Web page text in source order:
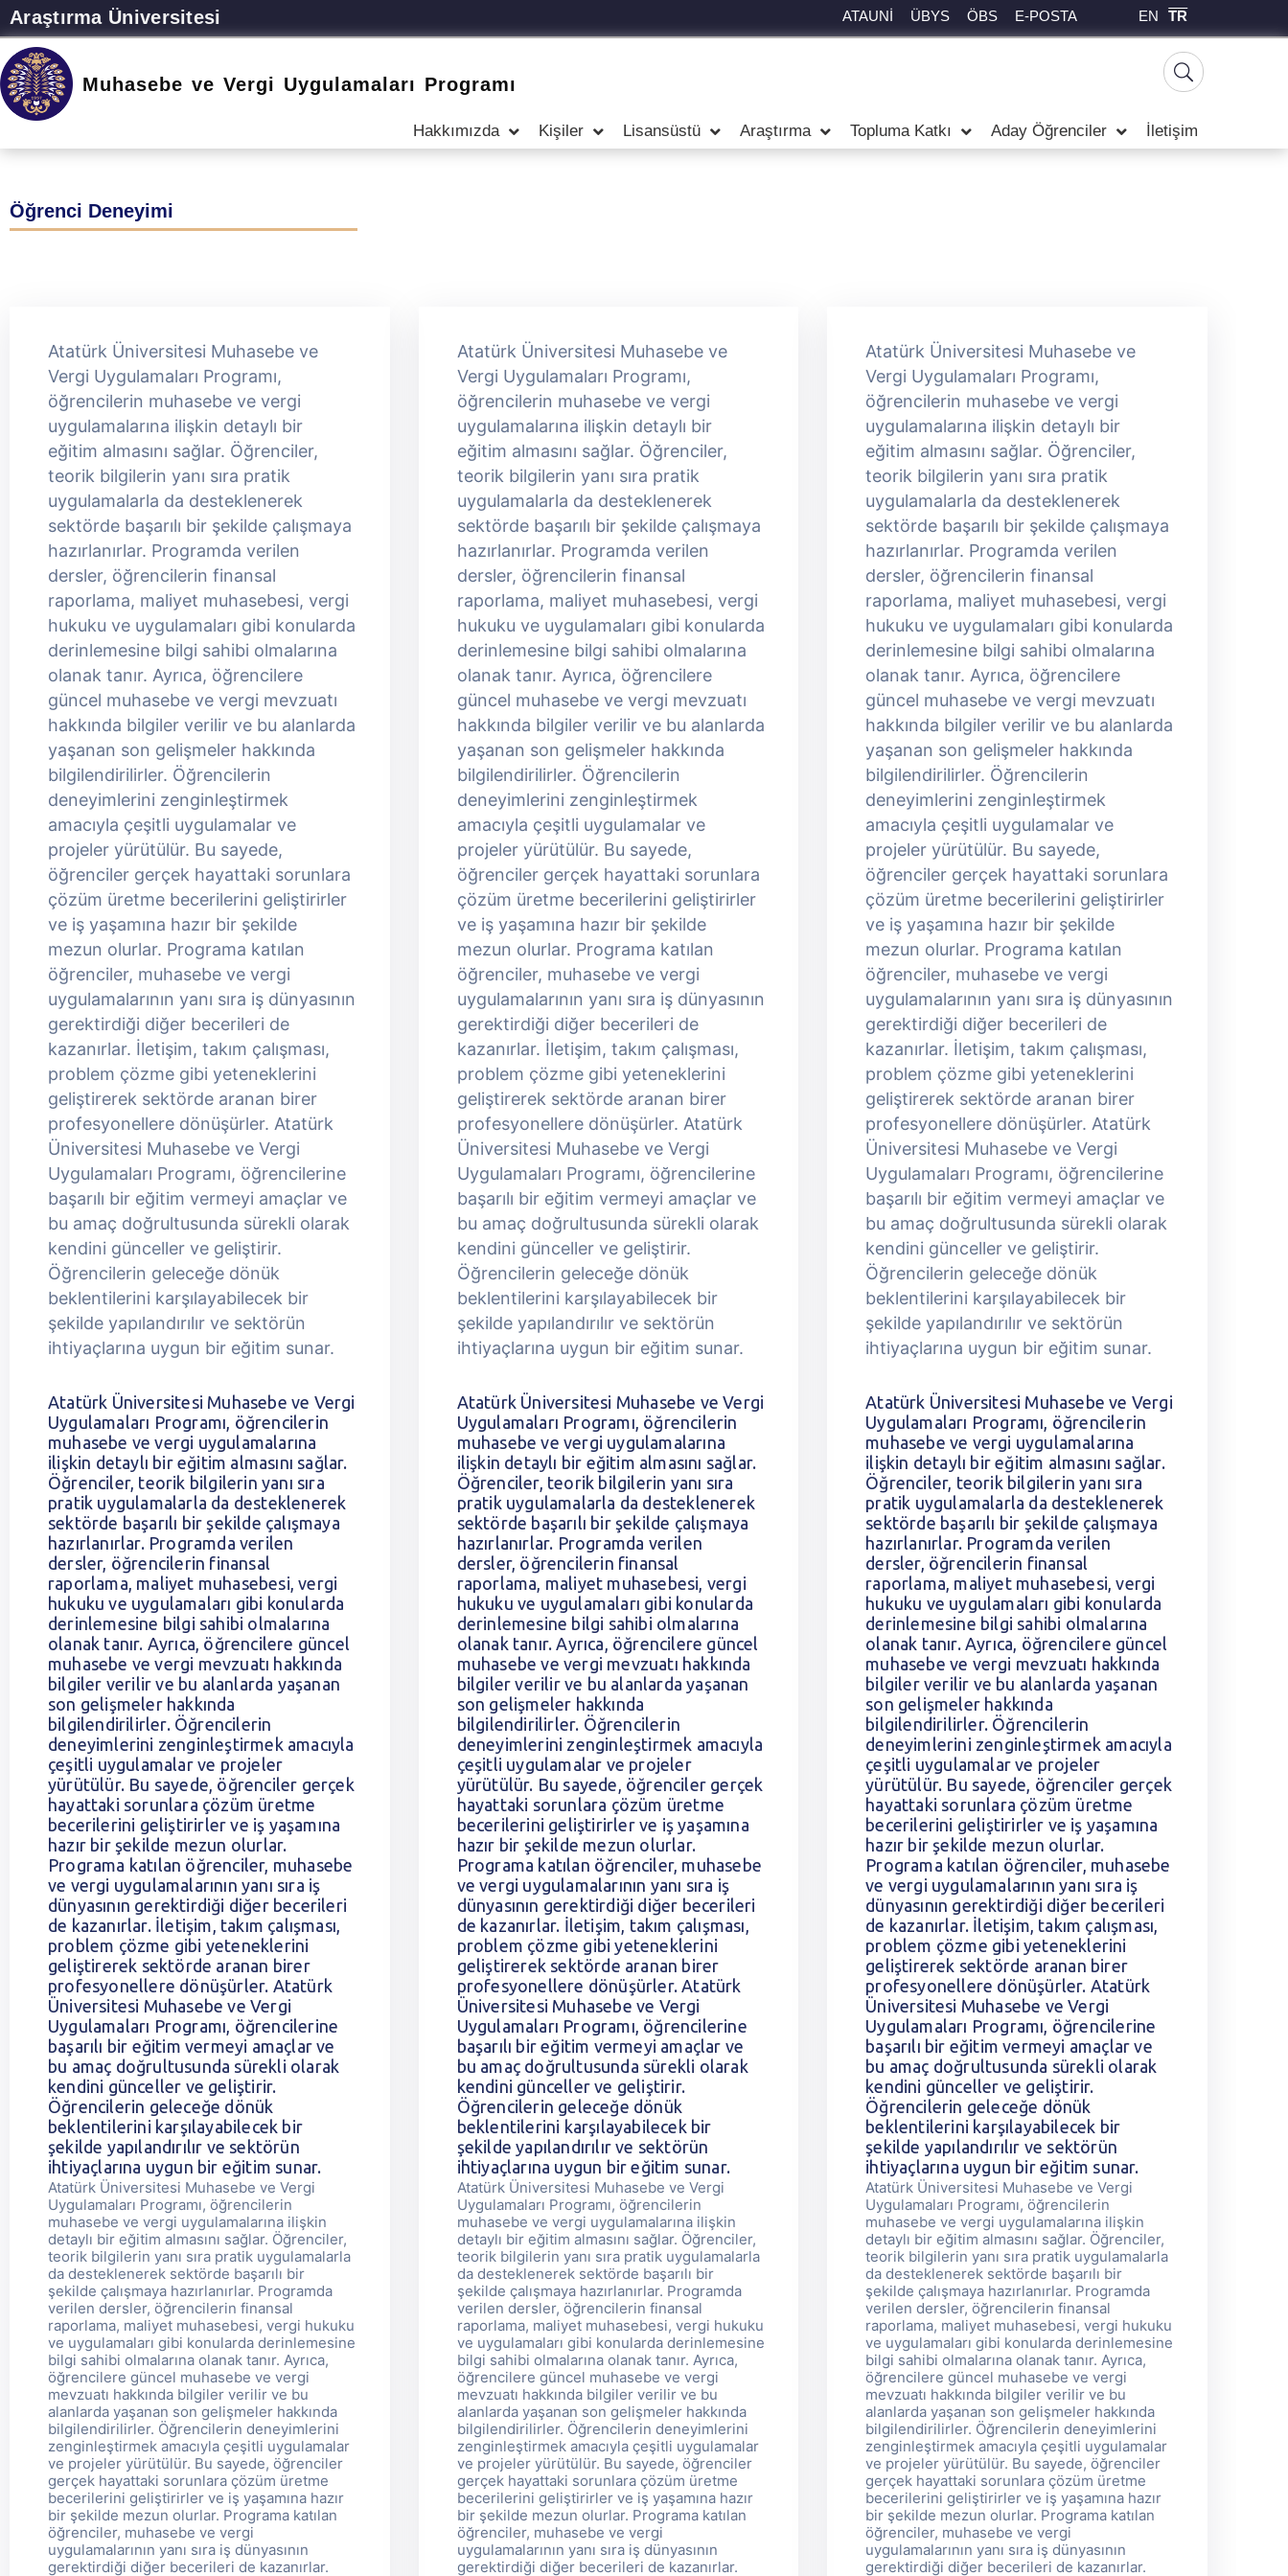
Araştırma Üniversitesi ATAUNİ ÜBYS ÖBS E-POSTA EN TR
Muhasebe ve Vergi Uygulamaları Programı
Hakkımızda Kişiler Lisansüstü Araştırma Topluma Katkı Aday Öğrenciler İletişim
Öğrenci Deneyimi
Atatürk Üniversitesi Muhasebe ve
Vergi Uygulamaları Programı,
öğrencilerin muhasebe ve vergi
uygulamalarına ilişkin detaylı bir
eğitim almasını sağlar. Öğrenciler,
teorik bilgilerin yanı sıra pratik
uygulamalarla da desteklenerek
sektörde başarılı bir şekilde çalışmaya
hazırlanırlar. Programda verilen
dersler, öğrencilerin finansal
raporlama, maliyet muhasebesi, vergi
hukuku ve uygulamaları gibi konularda
derinlemesine bilgi sahibi olmalarına
olanak tanır. Ayrıca, öğrencilere
güncel muhasebe ve vergi mevzuatı
hakkında bilgiler verilir ve bu alanlarda
yaşanan son gelişmeler hakkında
bilgilendirilirler. Öğrencilerin
deneyimlerini zenginleştirmek
amacıyla çeşitli uygulamalar ve
projeler yürütülür. Bu sayede,
öğrenciler gerçek hayattaki sorunlara
çözüm üretme becerilerini geliştirirler
ve iş yaşamına hazır bir şekilde
mezun olurlar. Programa katılan
öğrenciler, muhasebe ve vergi
uygulamalarının yanı sıra iş dünyasının
gerektirdiği diğer becerileri de
kazanırlar. İletişim, takım çalışması,
problem çözme gibi yeteneklerini
geliştirerek sektörde aranan birer
profesyonellere dönüşürler. Atatürk
Üniversitesi Muhasebe ve Vergi
Uygulamaları Programı, öğrencilerine
başarılı bir eğitim vermeyi amaçlar ve
bu amaç doğrultusunda sürekli olarak
kendini günceller ve geliştirir.
Öğrencilerin geleceğe dönük
beklentilerini karşılayabilecek bir
şekilde yapılandırılır ve sektörün
ihtiyaçlarına uygun bir eğitim sunar.
Atatürk Üniversitesi Muhasebe ve Vergi
Uygulamaları Programı, öğrencilerin
muhasebe ve vergi uygulamalarına
ilişkin detaylı bir eğitim almasını sağlar.
Öğrenciler, teorik bilgilerin yanı sıra
pratik uygulamalarla da desteklenerek
sektörde başarılı bir şekilde çalışmaya
hazırlanırlar. Programda verilen
dersler, öğrencilerin finansal
raporlama, maliyet muhasebesi, vergi
hukuku ve uygulamaları gibi konularda
derinlemesine bilgi sahibi olmalarına
olanak tanır. Ayrıca, öğrencilere güncel
muhasebe ve vergi mevzuatı hakkında
bilgiler verilir ve bu alanlarda yaşanan
son gelişmeler hakkında
bilgilendirilirler. Öğrencilerin
deneyimlerini zenginleştirmek amacıyla
çeşitli uygulamalar ve projeler
yürütülür. Bu sayede, öğrenciler gerçek
hayattaki sorunlara çözüm üretme
becerilerini geliştirirler ve iş yaşamına
hazır bir şekilde mezun olurlar.
Programa katılan öğrenciler, muhasebe
ve vergi uygulamalarının yanı sıra iş
dünyasının gerektirdiği diğer becerileri
de kazanırlar. İletişim, takım çalışması,
problem çözme gibi yeteneklerini
geliştirerek sektörde aranan birer
profesyonellere dönüşürler. Atatürk
Üniversitesi Muhasebe ve Vergi
Uygulamaları Programı, öğrencilerine
başarılı bir eğitim vermeyi amaçlar ve
bu amaç doğrultusunda sürekli olarak
kendini günceller ve geliştirir.
Öğrencilerin geleceğe dönük
beklentilerini karşılayabilecek bir
şekilde yapılandırılır ve sektörün
ihtiyaçlarına uygun bir eğitim sunar.
Atatürk Üniversitesi Muhasebe ve Vergi
Uygulamaları Programı, öğrencilerin
muhasebe ve vergi uygulamalarına ilişkin
detaylı bir eğitim almasını sağlar. Öğrenciler,
teorik bilgilerin yanı sıra pratik uygulamalarla
da desteklenerek sektörde başarılı bir
şekilde çalışmaya hazırlanırlar. Programda
verilen dersler, öğrencilerin finansal
raporlama, maliyet muhasebesi, vergi hukuku
ve uygulamaları gibi konularda derinlemesine
bilgi sahibi olmalarına olanak tanır. Ayrıca,
öğrencilere güncel muhasebe ve vergi
mevzuatı hakkında bilgiler verilir ve bu
alanlarda yaşanan son gelişmeler hakkında
bilgilendirilirler. Öğrencilerin deneyimlerini
zenginleştirmek amacıyla çeşitli uygulamalar
ve projeler yürütülür. Bu sayede, öğrenciler
gerçek hayattaki sorunlara çözüm üretme
becerilerini geliştirirler ve iş yaşamına hazır
bir şekilde mezun olurlar. Programa katılan
öğrenciler, muhasebe ve vergi
uygulamalarının yanı sıra iş dünyasının
gerektirdiği diğer becerileri de kazanırlar.
Atatürk Üniversitesi Muhasebe ve
Vergi Uygulamaları Programı,
öğrencilerin muhasebe ve vergi
uygulamalarına ilişkin detaylı bir
eğitim almasını sağlar. Öğrenciler,
teorik bilgilerin yanı sıra pratik
uygulamalarla da desteklenerek
sektörde başarılı bir şekilde çalışmaya
hazırlanırlar. Programda verilen
dersler, öğrencilerin finansal
raporlama, maliyet muhasebesi, vergi
hukuku ve uygulamaları gibi konularda
derinlemesine bilgi sahibi olmalarına
olanak tanır. Ayrıca, öğrencilere
güncel muhasebe ve vergi mevzuatı
hakkında bilgiler verilir ve bu alanlarda
yaşanan son gelişmeler hakkında
bilgilendirilirler. Öğrencilerin
deneyimlerini zenginleştirmek
amacıyla çeşitli uygulamalar ve
projeler yürütülür. Bu sayede,
öğrenciler gerçek hayattaki sorunlara
çözüm üretme becerilerini geliştirirler
ve iş yaşamına hazır bir şekilde
mezun olurlar. Programa katılan
öğrenciler, muhasebe ve vergi
uygulamalarının yanı sıra iş dünyasının
gerektirdiği diğer becerileri de
kazanırlar. İletişim, takım çalışması,
problem çözme gibi yeteneklerini
geliştirerek sektörde aranan birer
profesyonellere dönüşürler. Atatürk
Üniversitesi Muhasebe ve Vergi
Uygulamaları Programı, öğrencilerine
başarılı bir eğitim vermeyi amaçlar ve
bu amaç doğrultusunda sürekli olarak
kendini günceller ve geliştirir.
Öğrencilerin geleceğe dönük
beklentilerini karşılayabilecek bir
şekilde yapılandırılır ve sektörün
ihtiyaçlarına uygun bir eğitim sunar.
Atatürk Üniversitesi Muhasebe ve Vergi
Uygulamaları Programı, öğrencilerin
muhasebe ve vergi uygulamalarına
ilişkin detaylı bir eğitim almasını sağlar.
Öğrenciler, teorik bilgilerin yanı sıra
pratik uygulamalarla da desteklenerek
sektörde başarılı bir şekilde çalışmaya
hazırlanırlar. Programda verilen
dersler, öğrencilerin finansal
raporlama, maliyet muhasebesi, vergi
hukuku ve uygulamaları gibi konularda
derinlemesine bilgi sahibi olmalarına
olanak tanır. Ayrıca, öğrencilere güncel
muhasebe ve vergi mevzuatı hakkında
bilgiler verilir ve bu alanlarda yaşanan
son gelişmeler hakkında
bilgilendirilirler. Öğrencilerin
deneyimlerini zenginleştirmek amacıyla
çeşitli uygulamalar ve projeler
yürütülür. Bu sayede, öğrenciler gerçek
hayattaki sorunlara çözüm üretme
becerilerini geliştirirler ve iş yaşamına
hazır bir şekilde mezun olurlar.
Programa katılan öğrenciler, muhasebe
ve vergi uygulamalarının yanı sıra iş
dünyasının gerektirdiği diğer becerileri
de kazanırlar. İletişim, takım çalışması,
problem çözme gibi yeteneklerini
geliştirerek sektörde aranan birer
profesyonellere dönüşürler. Atatürk
Üniversitesi Muhasebe ve Vergi
Uygulamaları Programı, öğrencilerine
başarılı bir eğitim vermeyi amaçlar ve
bu amaç doğrultusunda sürekli olarak
kendini günceller ve geliştirir.
Öğrencilerin geleceğe dönük
beklentilerini karşılayabilecek bir
şekilde yapılandırılır ve sektörün
ihtiyaçlarına uygun bir eğitim sunar.
Atatürk Üniversitesi Muhasebe ve Vergi
Uygulamaları Programı, öğrencilerin
muhasebe ve vergi uygulamalarına ilişkin
detaylı bir eğitim almasını sağlar. Öğrenciler,
teorik bilgilerin yanı sıra pratik uygulamalarla
da desteklenerek sektörde başarılı bir
şekilde çalışmaya hazırlanırlar. Programda
verilen dersler, öğrencilerin finansal
raporlama, maliyet muhasebesi, vergi hukuku
ve uygulamaları gibi konularda derinlemesine
bilgi sahibi olmalarına olanak tanır. Ayrıca,
öğrencilere güncel muhasebe ve vergi
mevzuatı hakkında bilgiler verilir ve bu
alanlarda yaşanan son gelişmeler hakkında
bilgilendirilirler. Öğrencilerin deneyimlerini
zenginleştirmek amacıyla çeşitli uygulamalar
ve projeler yürütülür. Bu sayede, öğrenciler
gerçek hayattaki sorunlara çözüm üretme
becerilerini geliştirirler ve iş yaşamına hazır
bir şekilde mezun olurlar. Programa katılan
öğrenciler, muhasebe ve vergi
uygulamalarının yanı sıra iş dünyasının
gerektirdiği diğer becerileri de kazanırlar.
Atatürk Üniversitesi Muhasebe ve
Vergi Uygulamaları Programı,
öğrencilerin muhasebe ve vergi
uygulamalarına ilişkin detaylı bir
eğitim almasını sağlar. Öğrenciler,
teorik bilgilerin yanı sıra pratik
uygulamalarla da desteklenerek
sektörde başarılı bir şekilde çalışmaya
hazırlanırlar. Programda verilen
dersler, öğrencilerin finansal
raporlama, maliyet muhasebesi, vergi
hukuku ve uygulamaları gibi konularda
derinlemesine bilgi sahibi olmalarına
olanak tanır. Ayrıca, öğrencilere
güncel muhasebe ve vergi mevzuatı
hakkında bilgiler verilir ve bu alanlarda
yaşanan son gelişmeler hakkında
bilgilendirilirler. Öğrencilerin
deneyimlerini zenginleştirmek
amacıyla çeşitli uygulamalar ve
projeler yürütülür. Bu sayede,
öğrenciler gerçek hayattaki sorunlara
çözüm üretme becerilerini geliştirirler
ve iş yaşamına hazır bir şekilde
mezun olurlar. Programa katılan
öğrenciler, muhasebe ve vergi
uygulamalarının yanı sıra iş dünyasının
gerektirdiği diğer becerileri de
kazanırlar. İletişim, takım çalışması,
problem çözme gibi yeteneklerini
geliştirerek sektörde aranan birer
profesyonellere dönüşürler. Atatürk
Üniversitesi Muhasebe ve Vergi
Uygulamaları Programı, öğrencilerine
başarılı bir eğitim vermeyi amaçlar ve
bu amaç doğrultusunda sürekli olarak
kendini günceller ve geliştirir.
Öğrencilerin geleceğe dönük
beklentilerini karşılayabilecek bir
şekilde yapılandırılır ve sektörün
ihtiyaçlarına uygun bir eğitim sunar.
Atatürk Üniversitesi Muhasebe ve Vergi
Uygulamaları Programı, öğrencilerin
muhasebe ve vergi uygulamalarına
ilişkin detaylı bir eğitim almasını sağlar.
Öğrenciler, teorik bilgilerin yanı sıra
pratik uygulamalarla da desteklenerek
sektörde başarılı bir şekilde çalışmaya
hazırlanırlar. Programda verilen
dersler, öğrencilerin finansal
raporlama, maliyet muhasebesi, vergi
hukuku ve uygulamaları gibi konularda
derinlemesine bilgi sahibi olmalarına
olanak tanır. Ayrıca, öğrencilere güncel
muhasebe ve vergi mevzuatı hakkında
bilgiler verilir ve bu alanlarda yaşanan
son gelişmeler hakkında
bilgilendirilirler. Öğrencilerin
deneyimlerini zenginleştirmek amacıyla
çeşitli uygulamalar ve projeler
yürütülür. Bu sayede, öğrenciler gerçek
hayattaki sorunlara çözüm üretme
becerilerini geliştirirler ve iş yaşamına
hazır bir şekilde mezun olurlar.
Programa katılan öğrenciler, muhasebe
ve vergi uygulamalarının yanı sıra iş
dünyasının gerektirdiği diğer becerileri
de kazanırlar. İletişim, takım çalışması,
problem çözme gibi yeteneklerini
geliştirerek sektörde aranan birer
profesyonellere dönüşürler. Atatürk
Üniversitesi Muhasebe ve Vergi
Uygulamaları Programı, öğrencilerine
başarılı bir eğitim vermeyi amaçlar ve
bu amaç doğrultusunda sürekli olarak
kendini günceller ve geliştirir.
Öğrencilerin geleceğe dönük
beklentilerini karşılayabilecek bir
şekilde yapılandırılır ve sektörün
ihtiyaçlarına uygun bir eğitim sunar.
Atatürk Üniversitesi Muhasebe ve Vergi
Uygulamaları Programı, öğrencilerin
muhasebe ve vergi uygulamalarına ilişkin
detaylı bir eğitim almasını sağlar. Öğrenciler,
teorik bilgilerin yanı sıra pratik uygulamalarla
da desteklenerek sektörde başarılı bir
şekilde çalışmaya hazırlanırlar. Programda
verilen dersler, öğrencilerin finansal
raporlama, maliyet muhasebesi, vergi hukuku
ve uygulamaları gibi konularda derinlemesine
bilgi sahibi olmalarına olanak tanır. Ayrıca,
öğrencilere güncel muhasebe ve vergi
mevzuatı hakkında bilgiler verilir ve bu
alanlarda yaşanan son gelişmeler hakkında
bilgilendirilirler. Öğrencilerin deneyimlerini
zenginleştirmek amacıyla çeşitli uygulamalar
ve projeler yürütülür. Bu sayede, öğrenciler
gerçek hayattaki sorunlara çözüm üretme
becerilerini geliştirirler ve iş yaşamına hazır
bir şekilde mezun olurlar. Programa katılan
öğrenciler, muhasebe ve vergi
uygulamalarının yanı sıra iş dünyasının
gerektirdiği diğer becerileri de kazanırlar.